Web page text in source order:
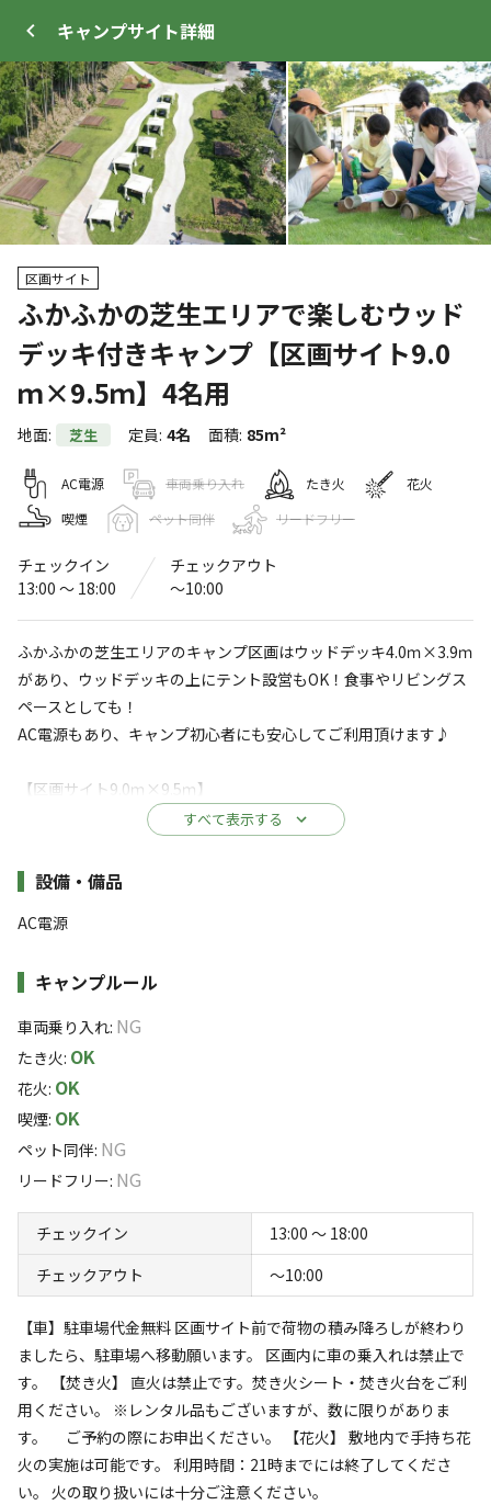
キャンプサイト詳細
区画サイト
ふかふかの芝生エリアで楽しむウッド
デッキ付きキャンプ【区画サイト9.0
ｍ×9.5ｍ】4名用
地面: 芝生 定員: 4名 面積: 85m²
AC電源 車両乗り入れ たき火
花火
喫煙
ペット同伴 リードフリー
チェックイン
13:00 〜 18:00
チェックアウト
〜10:00
ふかふかの芝生エリアのキャンプ区画はウッドデッキ4.0ｍ×3.9ｍ
があり、ウッドデッキの上にテント設営もOK！食事やリビングス
ペースとしても！
AC電源もあり、キャンプ初心者にも安心してご利用頂けます♪
【区画サイト9.0ｍ×9.5ｍ】
※ご予約には区画利用料が含まれます
【共有設備】炊事場・ゴミステーション・直売所・水洗付きトイ
レ・シャワーシャワー（男女別）
ペット同伴をご希望の方は「区画サイト11.5ｍ×12.0ｍ」をお申
込みください。
※7名以上のご予約の際は、電話予約でご予約下さい
すべて表示する
施設詳細
設備・備品
AC電源
キャンプルール
車両乗り入れ: NG
たき火: OK
花火: OK
喫煙: OK
ペット同伴: NG
リードフリー: NG
チェックイン
13:00 〜 18:00
チェックアウト
〜10:00
【車】駐車場代金無料 区画サイト前で荷物の積み降ろしが終わり
ましたら、駐車場へ移動願います。 区画内に車の乗入れは禁止で
す。 【焚き火】 直火は禁止です。焚き火シート・焚き火台をご利
用ください。 ※レンタル品もございますが、数に限りがありま
す。 ご予約の際にお申出ください。 【花火】 敷地内で手持ち花
火の実施は可能です。 利用時間：21時までには終了してくださ
い。 火の取り扱いには十分ご注意ください。
29
トップ サイト・宿泊施設 キャンプ場情報
WEB予約可能 クーポン利用可
BAMBOO RESORT MIHAMA 繋（つな
ぐ）
〒470-3235愛知県 知多郡美浜町大字野間字丸山152
BAMBOO RESORT MIHAMA 繋
Googleマップで見る
灰捨て場 水洗トイレ
ゴミ捨て場
キャンプ場情報」をご確認ください。
施設全体が竹林に囲まれた中でのキャンプ場。
自然を全身で感じよう♪
竹林に囲まれた自然豊かなグランピング・キャンプ・日帰
【BAMBOO RESORT MIHAMA 繋（つなぐ）】は、オーナ
ーの「地域の暖かい人とゲストを繋ぎたい、ここでしか味
わえない体験とお客様の思い出を繋ぎたい・・・」という
強い思いからスタートいたしました。
南知多の海岸から徒歩10分の竹林内という、海あり緑あ
りの自然豊かな環境に位置し、「自然の恵み」を全身で感
春は新緑と筍狩りを、夏は海水浴、秋は旬食材、冬はいち
ご狩り等、四季を楽しむ体験イベントもご用意しておりま
す♪
グランピング・キャンプの各サイトでは、皆様にゆったり
とお過ごし頂けるよう十分なスペースを設けております。
全てのサイトにはウッドデッキを常設しており、天候の悪
い日でもお足元のご心配はありません。
林間
標高
23.3m
雰囲気
まったり
落ち着く
ワイワイ
にぎやか